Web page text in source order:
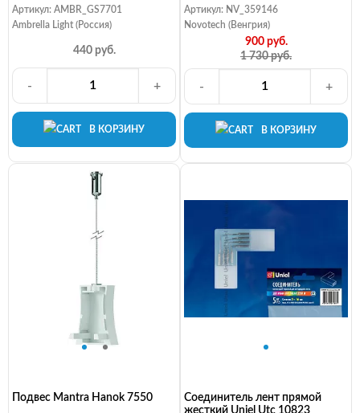
Артикул: AMBR_GS7701
Ambrella Light (Россия)
440 руб.
В КОРЗИНУ
- +
Артикул: NV_359146
Novotech (Венгрия)
1 730 руб.
900 руб.
В КОРЗИНУ
- +
Подвес Mantra Hanok 7550
Соединитель лент прямой
жесткий Uniel Utc 10823